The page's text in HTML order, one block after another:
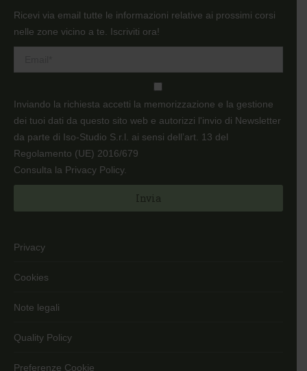
in
new
window
in
new
window
Ricevi via email tutte le informazioni relative ai prossimi corsi
nelle zone vicino a te. Iscriviti ora!
Inviando la richiesta accetti la memorizzazione e la gestione
dei tuoi dati da questo sito web e autorizzi l'invio di Newsletter
da parte di Iso-Studio S.r.l. ai sensi dell’art. 13 del
Regolamento (UE) 2016/679
Consulta la Privacy Policy.
Privacy
Cookies
Note legali
Quality Policy
Preferenze Cookie